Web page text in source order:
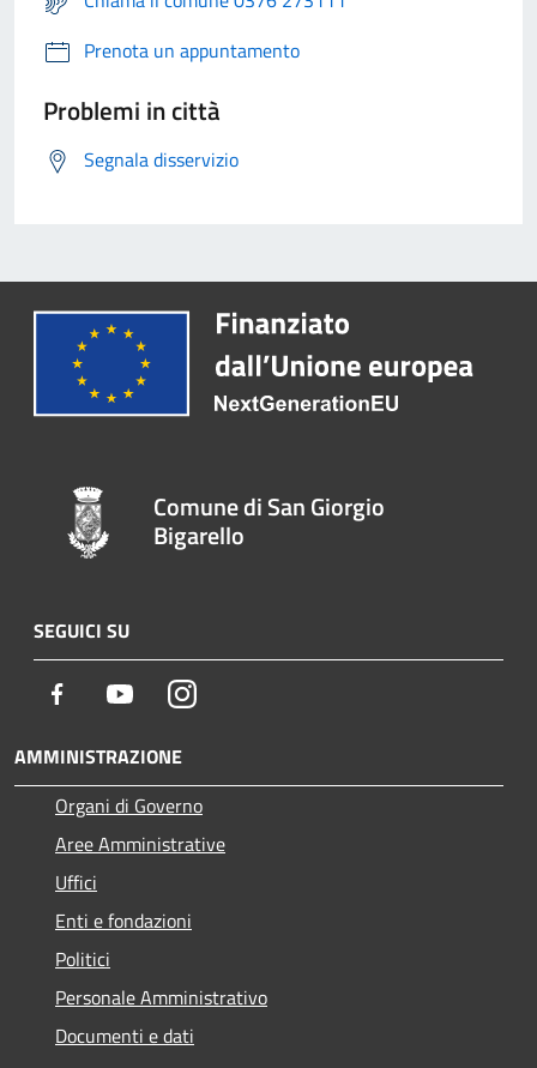
Prenota un appuntamento
Problemi in città
Segnala disservizio
Comune di San Giorgio
Bigarello
SEGUICI SU
Facebook YoutubeInstagram
AMMINISTRAZIONE
Organi di Governo
Aree Amministrative
Uffici
Enti e fondazioni
Politici
Personale Amministrativo
Documenti e dati